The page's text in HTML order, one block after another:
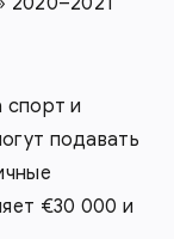
спорт и
подавать
€30 000 и